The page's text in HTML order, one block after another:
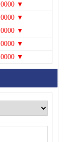
▼
▼
▼
▼
▼